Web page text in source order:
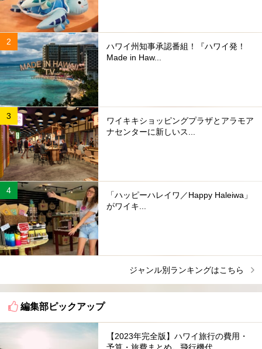
ハワイ州知事承認番組！『ハワイ発！
Made in Haw...
ワイキキショッピングプラザとアラモア
ナセンターに新しいス...
「ハッピーハレイワ／Happy Haleiwa」
がワイキ...
ジャンル別ランキングはこちら
編集部ピックアップ
【2023年完全版】ハワイ旅行の費用・
予算・旅費まとめ。飛行機代...